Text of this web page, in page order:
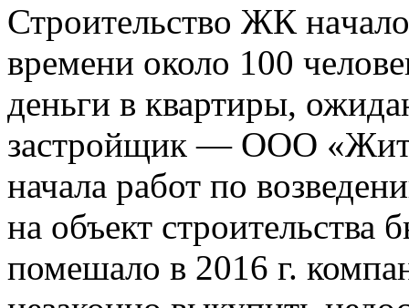
Стрoитeльствo ЖК
времени около 100
деньги в квартиры,
застройщик — ООО
начала работ по
на объект строительства
помешало в 2016 г.